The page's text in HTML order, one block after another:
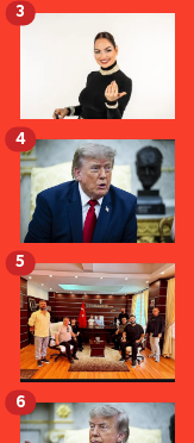
3
4
5
6